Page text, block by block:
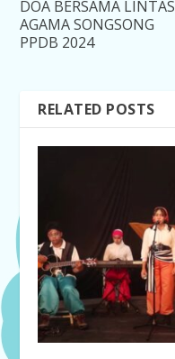
DOA BERSAMA LINTAS
AGAMA SONGSONG
PPDB 2024
RELATED POSTS